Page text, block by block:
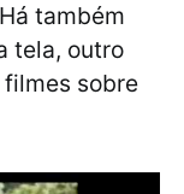
também
tela, outro
sobre